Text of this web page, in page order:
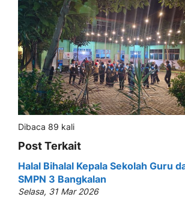
Dibaca 89 kali
Post Terkait
Halal Bihalal Kepala Sekolah Guru
SMPN 3 Bangkalan
Selasa, 31 Mar 2026